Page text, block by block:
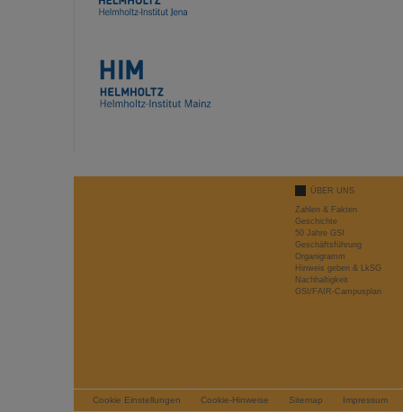
ÜBER UNS
Zahlen & Fakten
Geschichte
50 Jahre GSI
Geschäftsführung
Organigramm
Hinweis geben & LkSG
Nachhaltigkeit
GSI/FAIR-Campusplan
Cookie Einstellungen Cookie-Hinweise Sitemap Impressum